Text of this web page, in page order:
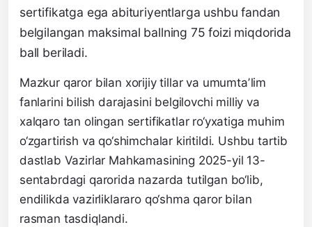
sertifikatga ega abituriyentlarga ushbu fandan
belgilangan maksimal ballning 75 foizi miqdorida
ball beriladi.
Mazkur qaror bilan xorijiy tillar va umumtaʼlim
fanlarini bilish darajasini belgilovchi milliy va
xalqaro tan olingan sertifikatlar ro‘yxatiga muhim
o‘zgartirish va qo‘shimchalar kiritildi. Ushbu tartib
dastlab Vazirlar Mahkamasining 2025-yil 13-
sentabrdagi qarorida nazarda tutilgan bo‘lib,
endilikda vazirliklararo qo‘shma qaror bilan
rasman tasdiqlandi.